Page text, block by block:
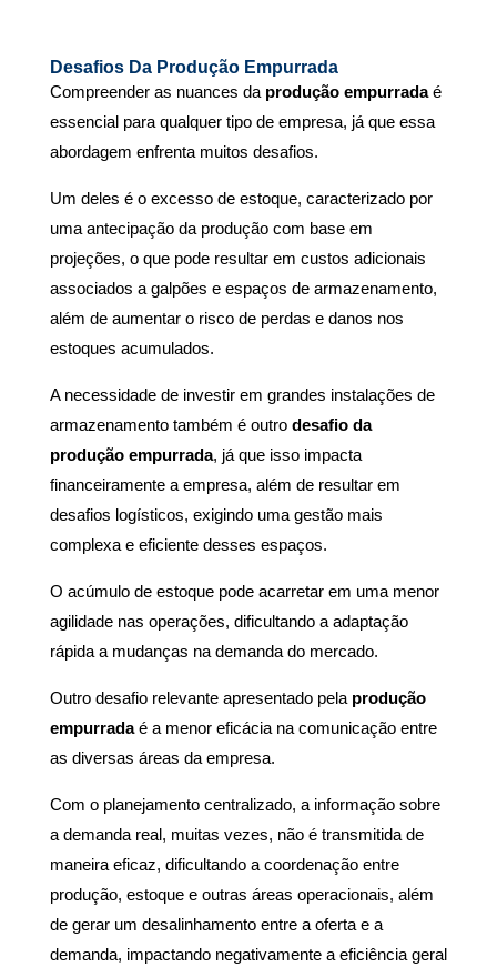
Desafios Da Produção Empurrada
Compreender as nuances da produção empurradaé
essencial para qualquer tipo de empresa, já que essa
abordagem enfrenta muitos desafios.
Um deles é o excesso de estoque, caracterizado por
uma antecipação da produção com base em
projeções, o que pode resultar em custos adicionais
associados a galpões e espaços de armazenamento,
além de aumentar o risco de perdas e danos nos
estoques acumulados.
A necessidade de investir em grandes instalações de
armazenamento também é outro desafio da
produção empurrada, já que isso impacta
financeiramente a empresa, além de resultar em
desafios logísticos, exigindo uma gestão mais
complexa e eficiente desses espaços.
O acúmulo de estoque pode acarretar em uma menor
agilidade nas operações, dificultando a adaptação
rápida a mudanças na demanda do mercado.
Outro desafio relevante apresentado pela produção
empurradaé a menor eficácia na comunicação entre
as diversas áreas da empresa.
Com o planejamento centralizado, a informação sobre
a demanda real, muitas vezes, não é transmitida de
maneira eficaz, dificultando a coordenação entre
produção, estoque e outras áreas operacionais, além
de gerar um desalinhamento entre a oferta e a
demanda, impactando negativamente a eficiência geral